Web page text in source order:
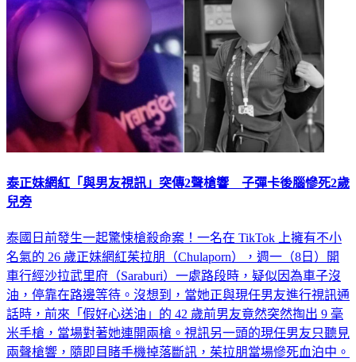
泰正妹網紅「與男友視訊」突傳2聲槍響 子彈卡後腦慘死2歲
兒旁
泰國日前發生一起驚悚槍殺命案！一名在 TikTok 上擁有不小
名氣的 26 歲正妹網紅茱拉朋（Chulaporn），週一（8日）開
車行經沙拉武里府（Saraburi）一處路段時，疑似因為車子沒
油，停靠在路邊等待。沒想到，當她正與現任男友進行視訊通
話時，前來「假好心送油」的 42 歲前男友竟然突然掏出 9 毫
米手槍，當場對著她連開兩槍。視訊另一頭的現任男友只聽見
兩聲槍響，隨即目睹手機掉落斷訊，茱拉朋當場慘死血泊中。